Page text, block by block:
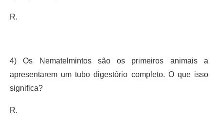
R.
4) Os Nematelmintos são os primeiros animais a
apresentarem um tubo digestório completo. O que isso
significa?
R.